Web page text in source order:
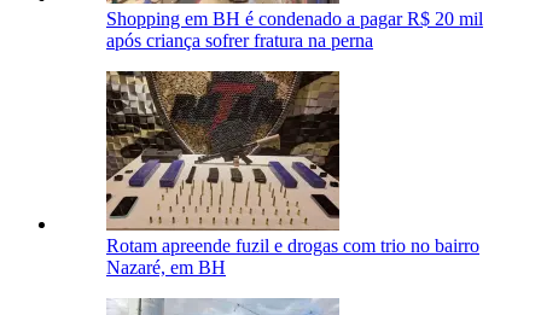
Shopping em BH é condenado a pagar R$ 20 mil
após criança sofrer fratura na perna
Rotam apreende fuzil e drogas com trio no bairro
Nazaré, em BH